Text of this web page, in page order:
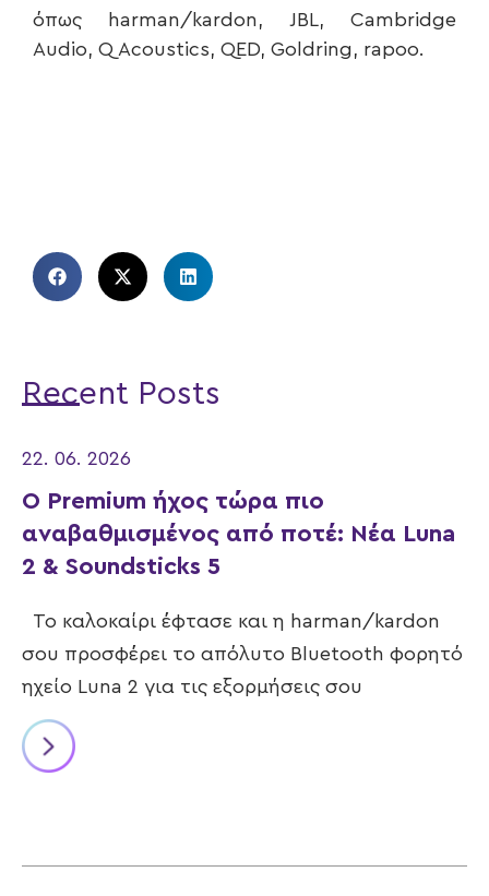
όπως harman/kardon, JBL, Cambridge
Audio, Q Acoustics, QED, Goldring, rapoo.
Recent Posts
22. 06. 2026
Ο Premium ήχος τώρα πιο
αναβαθμισμένος από ποτέ: Νέα Luna
2 & Soundsticks 5
Το καλοκαίρι έφτασε και η harman/kardon
σου προσφέρει το απόλυτο Bluetooth φορητό
ηχείο Luna 2 για τις εξορμήσεις σου